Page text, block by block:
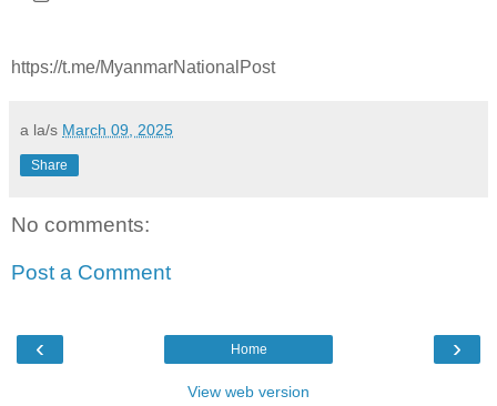
https://t.me/MyanmarNationalPost
a la/s March 09, 2025
Share
No comments:
Post a Comment
‹ ›
Home
View web version